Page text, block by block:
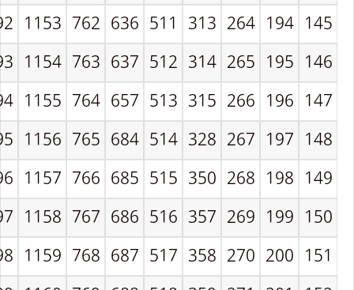
145
194
264
313
511
636
762
1153
146
195
265
314
512
637
763
1154
147
196
266
315
513
657
764
1155
148
197
267
328
514
684
765
1156
149
198
268
350
515
685
766
1157
150
199
269
357
516
686
767
1158
151
200
270
358
517
687
768
1159